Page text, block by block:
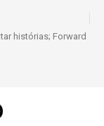
histórias; Forward